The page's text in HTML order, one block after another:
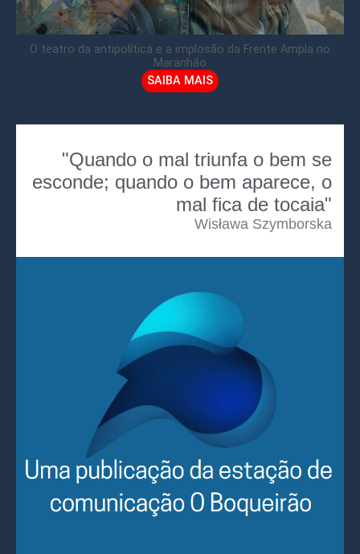
O teatro da antipolítica e a implosão da Frente Ampla no
Maranhão
SAIBA MAIS
"Quando o mal triunfa o bem se
esconde; quando o bem aparece, o
mal fica de tocaia"
Wisława Szymborska